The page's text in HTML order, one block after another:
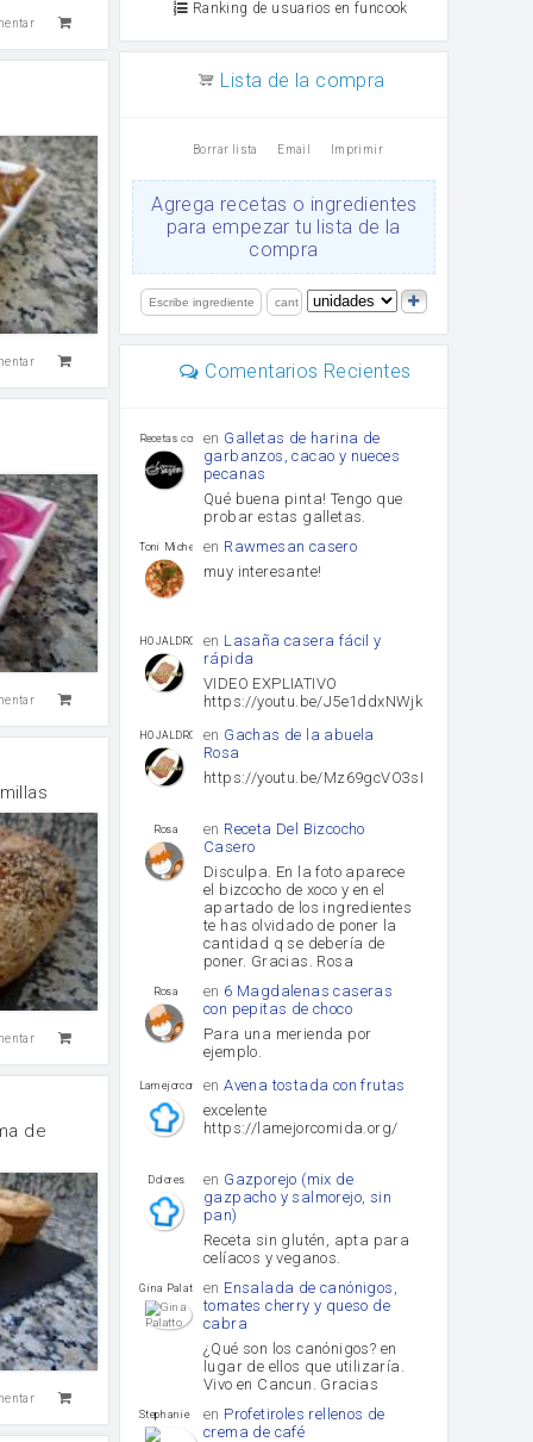
de
Ranking de usuarios en funcook
Lista de la compra
Borrar lista Email Imprimir
Agrega recetas o ingredientes
para empezar tu lista de la
compra
Comentarios Recientes
Recetas con sazon
en Galletas de harina de
garbanzos, cacao y nueces
pecanas
Qué buena pinta! Tengo que
probar estas galletas.
Toni Michel Caubet
en Rawmesan casero
muy interesante!
HOJALDROSA TV
en Lasaña casera fácil y
rápida
VIDEO EXPLIATIVO
https://youtu.be/J5e1ddxNWjk
HOJALDROSA TV
en Gachas de la abuela
Rosa
https://youtu.be/Mz69gcVO3sI
Rosa en Receta Del Bizcocho
Casero
Disculpa. En la foto aparece
el bizcocho de xoco y en el
apartado de los ingredientes
te has olvidado de poner la
cantidad q se debería de
poner. Gracias. Rosa
Rosa en 6 Magdalenas caseras
con pepitas de choco
Para una merienda por
ejemplo.
lamejorcomida
enAvena tostada con frutas
excelente
https://lamejorcomida.org/
Dolores en Gazporejo (mix de
gazpacho y salmorejo, sin
pan)
Receta sin glutén, apta para
celíacos y veganos.
Gina Palatto en Ensalada de canónigos,
tomates cherry y queso de
cabra
¿Qué son los canónigos? en
lugar de ellos que utilizaría.
Vivo en Cancun. Gracias
Stephanie Llanos
en Profetiroles rellenos de
crema de café